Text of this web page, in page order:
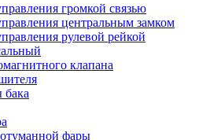
громкой связью
центральным замком
рулевой рейкой
клапана
фары